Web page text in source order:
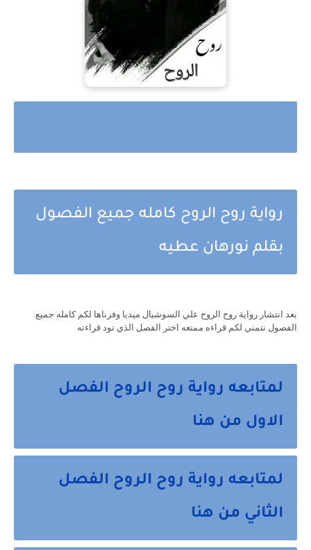
رواية روح الروح كامله جميع الفصول
بقلم نورهان عطيه
بعد انتشار رواية روح الروح علي السوشيال ميديا وفرناها لكم كامله جميع
الفصول نتمني لكم قراءه ممتعه اختر الفصل الذي تود قراءته
لمتابعه رواية روح الروح الفصل
الاول من هنا
لمتابعه رواية روح الروح الفصل
الثاني من هنا